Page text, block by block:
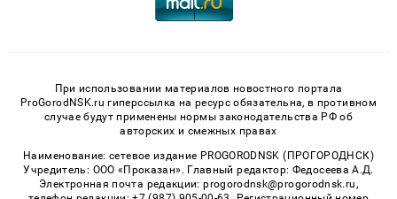
При использовании материалов новостного портала
ProGorodNSK.ru гиперссылка на ресурс обязательна, в противном
случае будут применены нормы законодательства РФ об
авторских и смежных правах
Наименование: сетевое издание PROGORODNSK (ПРОГОРОДНСК)
Учредитель: ООО «Проказан». Главный редактор: Федосеева А.Д.
Электронная почта редакции: progorodnsk@progorodnsk.ru,